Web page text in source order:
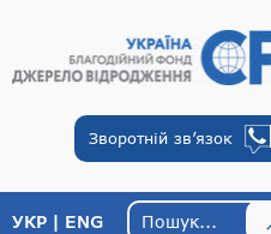
Зворотній зв’язок
УКР ENG